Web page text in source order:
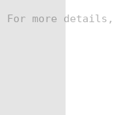
For more